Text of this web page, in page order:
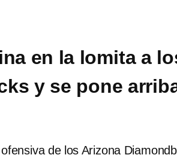
en la lomita a
y se pone
de los Arizona